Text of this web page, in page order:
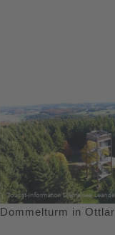
Dommelturm in Ottlar